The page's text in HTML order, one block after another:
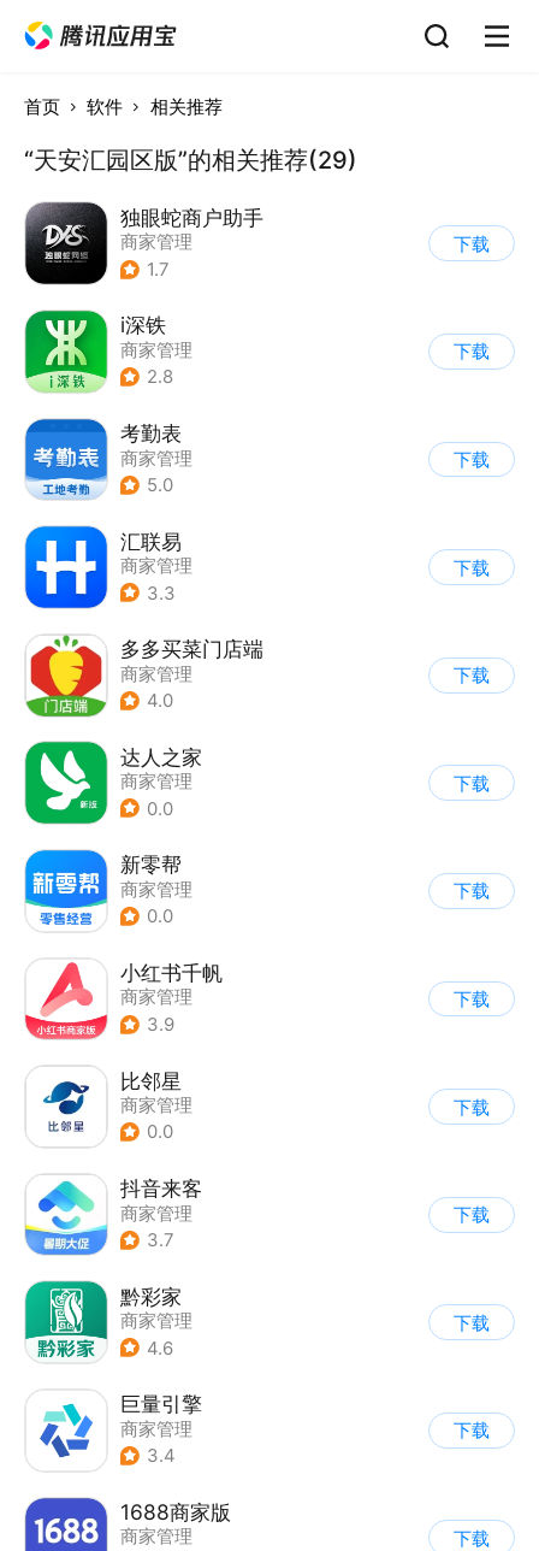
首页 软件 相关推荐
“天安汇园区版”的相关推荐(29)
独眼蛇商户助手
商家管理
1.7
下载
i深铁
商家管理
2.8
下载
考勤表
商家管理
5.0
下载
汇联易
商家管理
3.3
下载
多多买菜门店端
商家管理
4.0
下载
达人之家
商家管理
0.0
下载
新零帮
商家管理
0.0
下载
小红书千帆
商家管理
3.9
下载
比邻星
商家管理
0.0
下载
抖音来客
商家管理
3.7
下载
黔彩家
商家管理
4.6
下载
巨量引擎
商家管理
3.4
下载
1688商家版
商家管理
下载